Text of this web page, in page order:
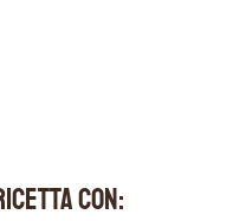
CON: